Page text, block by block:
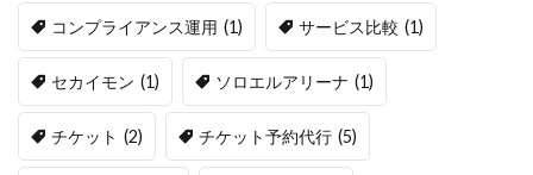
コンプライアンス運用 (1) サービス比較 (1)
セカイモン (1) ソロエルアリーナ (1)
チケット (2) チケット予約代行 (5)